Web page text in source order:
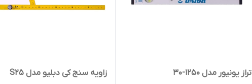
تراز یونیور مدل 1250-30 زاویه سنج کی دبلیو مدل S25